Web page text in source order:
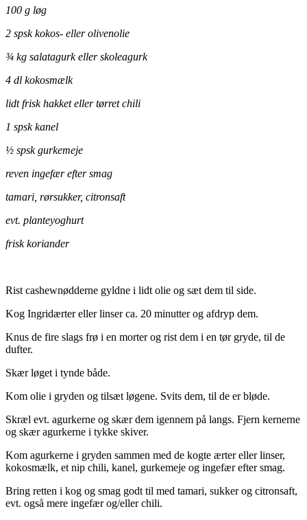
100 g løg
2 spsk kokos- eller olivenolie
¾ kg salatagurk eller skoleagurk
4 dl kokosmælk
lidt frisk hakket eller tørret chili
1 spsk kanel
½ spsk gurkemeje
reven ingefær efter smag
tamari, rørsukker, citronsaft
evt. planteyoghurt
frisk koriander
Rist cashewnødderne gyldne i lidt olie og sæt dem til side.
Kog Ingridærter eller linser ca. 20 minutter og afdryp dem.
Knus de fire slags frø i en morter og rist dem i en tør gryde, til de
dufter.
Skær løget i tynde både.
Kom olie i gryden og tilsæt løgene. Svits dem, til de er bløde.
Skræl evt. agurkerne og skær dem igennem på langs. Fjern kernerne
og skær agurkerne i tykke skiver.
Kom agurkerne i gryden sammen med de kogte ærter eller linser,
kokosmælk, et nip chili, kanel, gurkemeje og ingefær efter smag.
Bring retten i kog og smag godt til med tamari, sukker og citronsaft,
evt. også mere ingefær og/eller chili.